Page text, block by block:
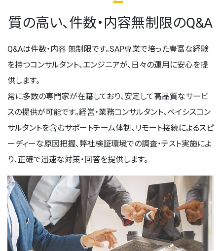
質の高い、件数・内容無制限のQ&A
Q&Aは件数・内容 無制限です。SAP専業で培った豊富な経験
を持つコンサルタント、エンジニアが、日々の運用に安心を提
供します。
常に多数の専門家が在籍しており、安定して高品質なサービ
スの提供が可能です。経営・業務コンサルタント、ベイシスコン
サルタントを含むサポートチーム体制、リモート接続によるスピ
ーディーな原因把握、弊社検証環境での調査・テスト実施によ
り、正確で迅速な対策・回答を提供します。